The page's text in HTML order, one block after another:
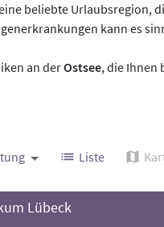
beliebte Urlaubsregion,
kann es
an derOstsee, die Ihnen
Liste
Lübeck